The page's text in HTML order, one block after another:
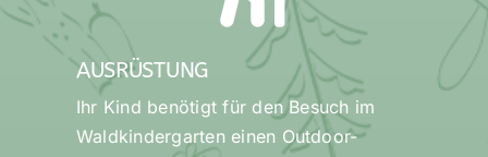
AUSRÜSTUNG
Ihr Kind benötigt für den Besuch im
Waldkindergarten einen Outdoor-